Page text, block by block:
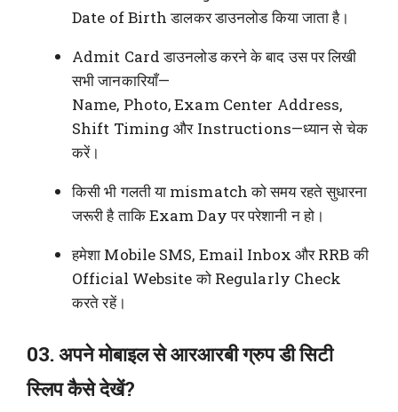
Date of Birth डालकर डाउनलोड किया जाता है।
Admit Card डाउनलोड करने के बाद उस पर लिखी
सभी जानकारियाँ—
Name, Photo, Exam Center Address,
Shift Timing और Instructions—ध्यान से चेक
करें।
किसी भी गलती या mismatch को समय रहते सुधारना
जरूरी है ताकि Exam Day पर परेशानी न हो।
हमेशा Mobile SMS, Email Inbox और RRB की
Official Website को Regularly Check
करते रहें।
03. अपने मोबाइल से आरआरबी ग्रुप डी सिटी
स्लिप कैसे देखें?